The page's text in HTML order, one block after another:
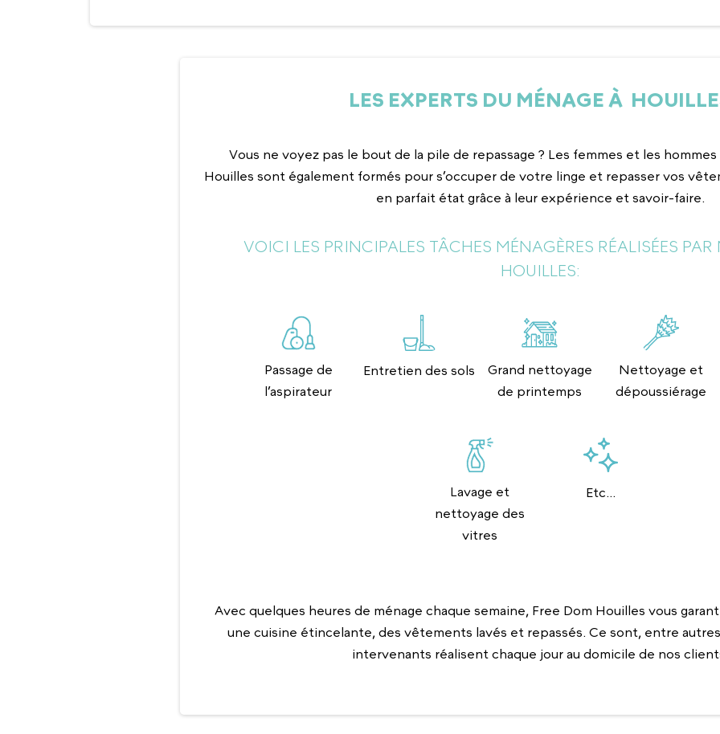
LES EXPERTS DU MÉNAGE À
Vous ne voyez pas le bout de la pile de repassage ? Les femmes et les
Houilles sont également formés pour s’occuper de votre linge et repasser vos
en parfait état grâce à leur expérience et savoir-faire.
VOICI LES PRINCIPALES TÂCHES MÉNAGÈRES RÉALISÉES PAR
HOUILLES:
Passage de
l’aspirateur
Entretien des sols
Grand nettoyage
de printemps
Nettoyage et
dépoussiérage
Lavage et
nettoyage des
vitres
Etc...
Avec quelques heures de ménage chaque semaine, Free Dom Houilles vous
une cuisine étincelante, des vêtements lavés et repassés. Ce sont, entre
intervenants réalisent chaque jour au domicile de nos